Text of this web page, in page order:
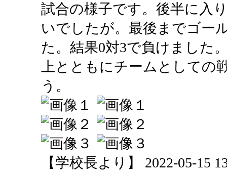
試合の様子です。後半に入
いでしたが。最後までゴー
た。結果0対3で負けました
上とともにチームとしての
う。
【学校長より】 2022-05-15